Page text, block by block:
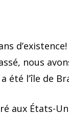
nous
été l’île de
aux États-